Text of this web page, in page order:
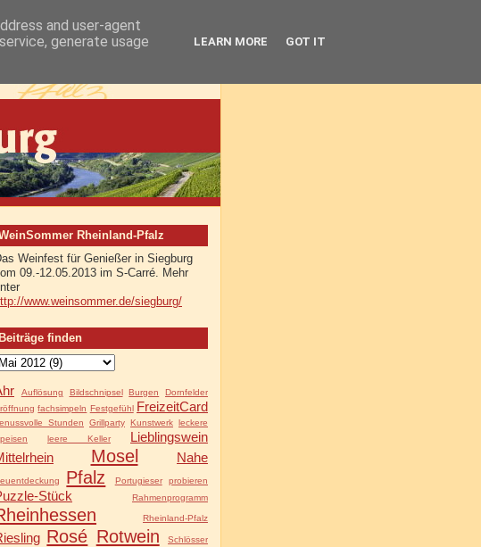
Rheinland-Pfalz
Weinfest für Genießer in Siegburg
09.-12.05.2013 im S-Carré. Mehr
www.weinsommer.de/siegburg/
Beiträge finden
Auflösung Bildschnipsel Burgen
Dornfelder
fachsimpeln Festgefühl FreizeitCard
Stunden Grillparty Kunstwerk leckere
leere Keller
Lieblingswein
Mosel Nahe
Pfalz Portugieser probieren
Stück Rahmenprogramm
Rheinland-Pfalz
Rosé Rotwein
Schlösser
and user-agent
generate usage
LEARN MORE GOT IT